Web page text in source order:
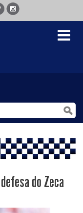
Toggle
do Zeca